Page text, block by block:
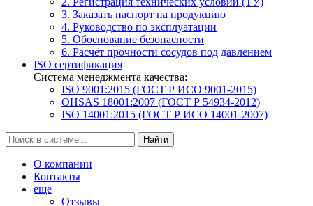
3. Заказать паспорт на продукцию
4. Руководство по эксплуатации
5. Обоснование безопасности
6. Расчёт прочности сосудов под давлением
ISO сертификация
Система менеджмента качества:
ISO 9001:2015 (ГОСТ Р ИСО 9001-2015)
OHSAS 18001:2007 (ГОСТ Р 54934-2012)
ISO 14001:2015 (ГОСТ Р ИСО 14001-2007)
Найти
О компании
Контакты
еще
Отзывы